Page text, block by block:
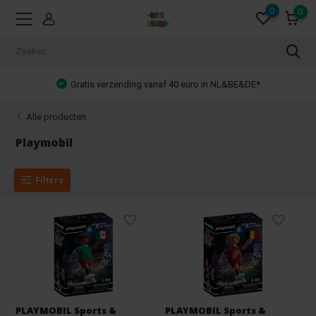
0 0
Gratis verzending vanaf 40 euro in NL&BE&DE*
Alle producten
Playmobil
Filters
PLAYMOBIL Sports &
PLAYMOBIL Sports &